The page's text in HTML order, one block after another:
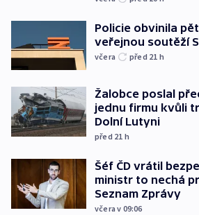
Policie obvinila
veřejnou soutěží
včera před 21 h
Žalobce poslal
jednu firmu kvůli
Dolní Lutyni
před 21 h
Šéf ČD vrátil
ministr to nechá
Seznam Zprávy
včera v 09:06